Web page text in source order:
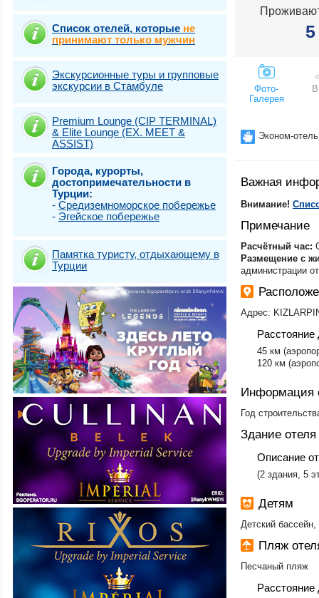
Список отелей, которые не
принимают только мужчин
Экскурсионные туры и групповые
экскурсии в Стамбуле
Premium Lounge (CIP TERMINAL)
& Elite Lounge (EX. MEET &
ASSIST)
Города, курорты,
достопримечательности в
Турции:
- Средиземноморское побережье
- Эгейское побережье
Памятка туристу, отдыхающему в
Турции
Стамбул
Стамбул
Стамбул
Стамбул
Стамбул
Стамбул
Султанахмет)
Стамбул
Стамбул)
Турунч
5
Фото-
Галерея
Эконом-отель
Важная
Внимание!
Примечание
​Расчётный час:
Размещение с
администрации
Адрес:
Расстояние
45 км
120 км
Информация
Год
Здание отеля
Описание
​(2 здания, 5
Детям
Детский
Пляж
Песчаный пляж